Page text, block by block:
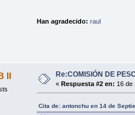
Han agradecido: raul
II Re:COMISIÓN DE
«Respuesta #2 en: 16 de
Cita de: antonchu en 14 de